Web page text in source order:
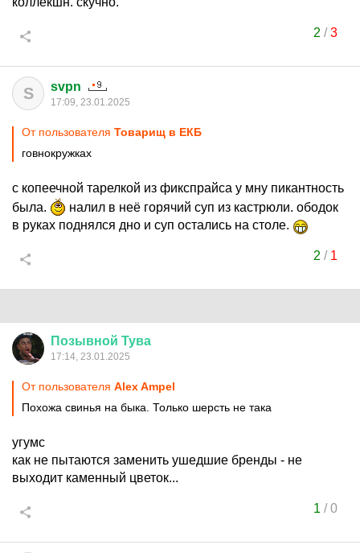
2 /3
S svpn
17:09, 23.01.2025
От пользователя Товарищ в ЕКБ
говнокружках
с копеечной тарелкой из фикспрайса у мну пикантность
была.
налил в неё горячий суп из кастрюли. ободок
в руках поднялся дно и суп остались на столе.
2 / 1
Позывной Тува
17:14, 23.01.2025
От пользователя Alex Ampel
Похожа свинья на быка. Только шерсть не така
угумс
как не пытаются заменить ушедшие бренды - не
выходит каменный цветок...
1 /0